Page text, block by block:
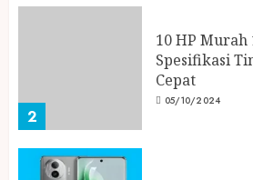
2
10 HP Murah
Spesifikasi
Cepat
05/10/2024